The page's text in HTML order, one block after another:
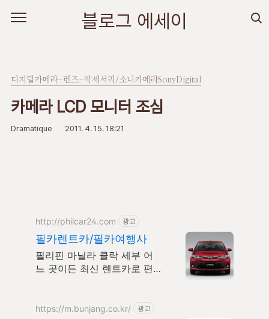
블로그 에세이
디지털카메라-렌즈-악세서리/소니카메라SonyDigital
카메라 LCD 모니터 조심
Dramatique 2011. 4. 15. 18:21
http://philcar24.com 광고
필카렌트카/필카여행사
필리핀 마닐라 클락 세부 어
느 곳이든 최신 렌트카로 편
https://m.bunjang.co.kr/ 광고